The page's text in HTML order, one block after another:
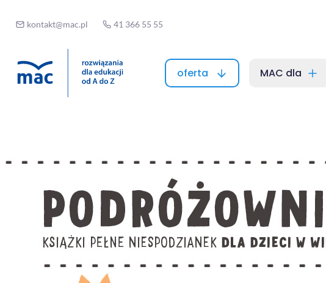
kontakt@mac.pl 41 366 55 55
oferta MAC dla